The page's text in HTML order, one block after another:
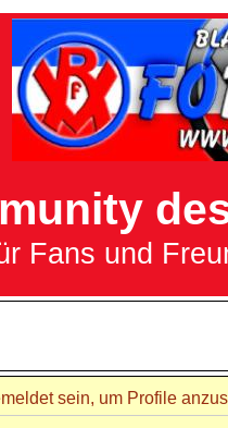
Fans und
sein, um Profile